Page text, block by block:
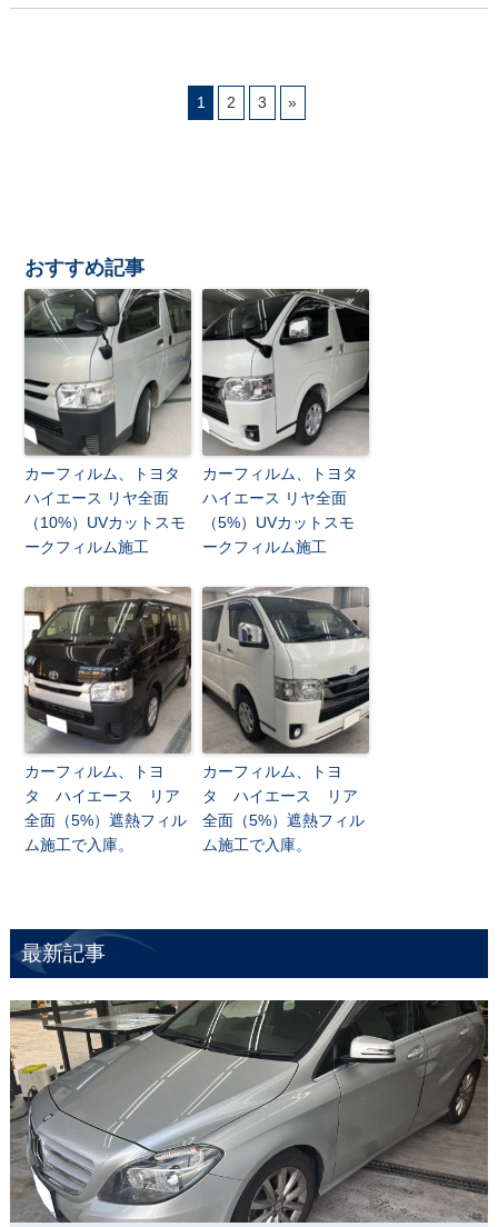
1 2 3 »
おすすめ記事
カーフィルム、トヨタ
ハイエース リヤ全面
（10%）UVカットスモ
ークフィルム施工
カーフィルム、トヨタ
ハイエース リヤ全面
（5%）UVカットスモ
ークフィルム施工
カーフィルム、トヨ
タ ハイエース リア
全面（5%）遮熱フィル
ム施工で入庫。
カーフィルム、トヨ
タ ハイエース リア
全面（5%）遮熱フィル
ム施工で入庫。
最新記事